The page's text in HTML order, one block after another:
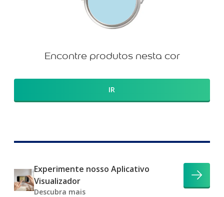
Encontre produtos nesta cor
IR
Experimente nosso Aplicativo
Visualizador
Descubra mais